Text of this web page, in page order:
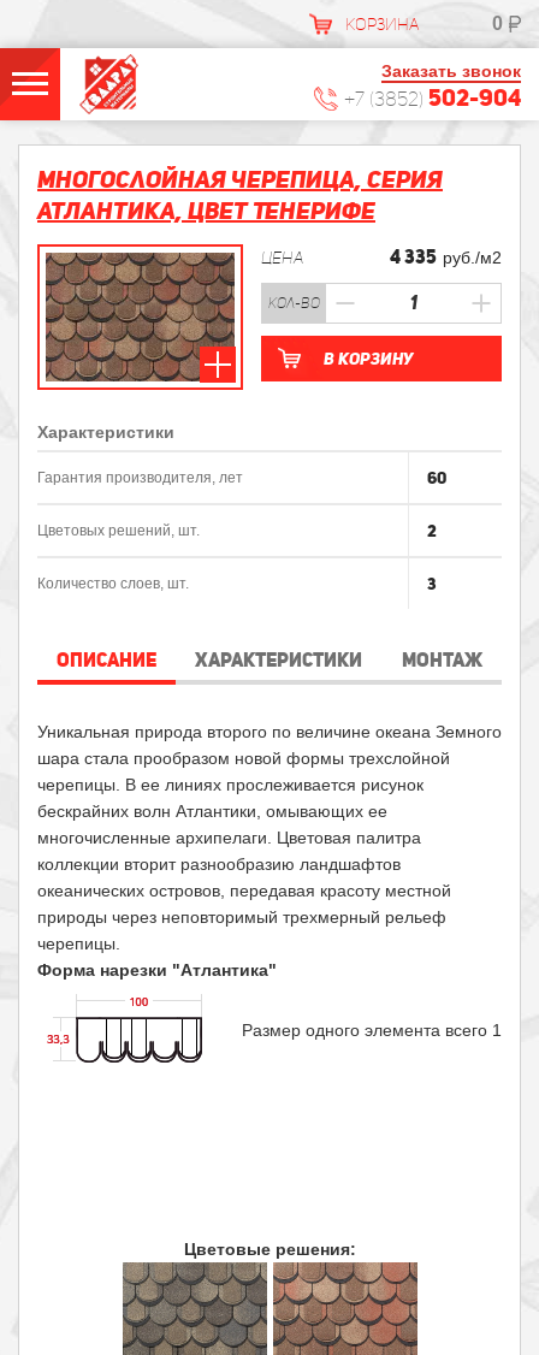
КОРЗИНА 0
Заказать звонок
+7 (3852) 502-904
Многослойная черепица, Серия
АТЛАНТИКА, Цвет Тенерифе
ЦЕНА 4 335 руб./м2
кол-во
В корзину
Характеристики
Гарантия производителя, лет 60
Цветовых решений, шт. 2
Количество слоев, шт. 3
ОПИСАНИЕ ХАРАКТЕРИСТИКИ МОНТАЖ
Уникальная природа второго по величине океана Земного
шара стала прообразом новой формы трехслойной
черепицы. В ее линиях прослеживается рисунок
бескрайних волн Атлантики, омывающих ее
многочисленные архипелаги. Цветовая палитра
коллекции вторит разнообразию ландшафтов
океанических островов, передавая красоту местной
природы через неповторимый трехмерный рельеф
черепицы.
Форма нарезки "Атлантика"
Размер одного элемента всего
Цветовые решения: